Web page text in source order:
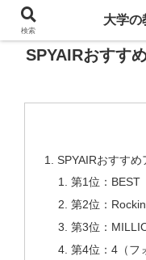
SPYAIRおすす
SPYAIRおすす
第1位：BEST
第2位：
第3位：
第4位：4（フ
検索
大学の